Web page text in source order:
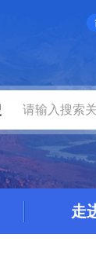
走